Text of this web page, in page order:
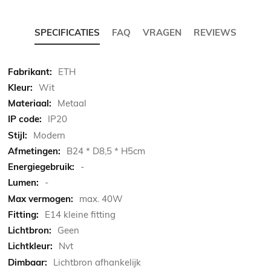
SPECIFICATIES FAQ VRAGEN REVIEWS
Meer
informatie
ETH
Wit
Metaal
IP20
Modern
B24 * D8,5 * H5cm
-
-
max. 40W
E14 kleine fitting
Geen
Nvt
Lichtbron afhankelijk